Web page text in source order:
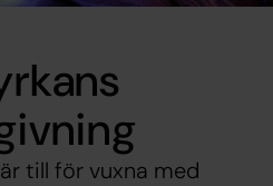
till för vuxna med